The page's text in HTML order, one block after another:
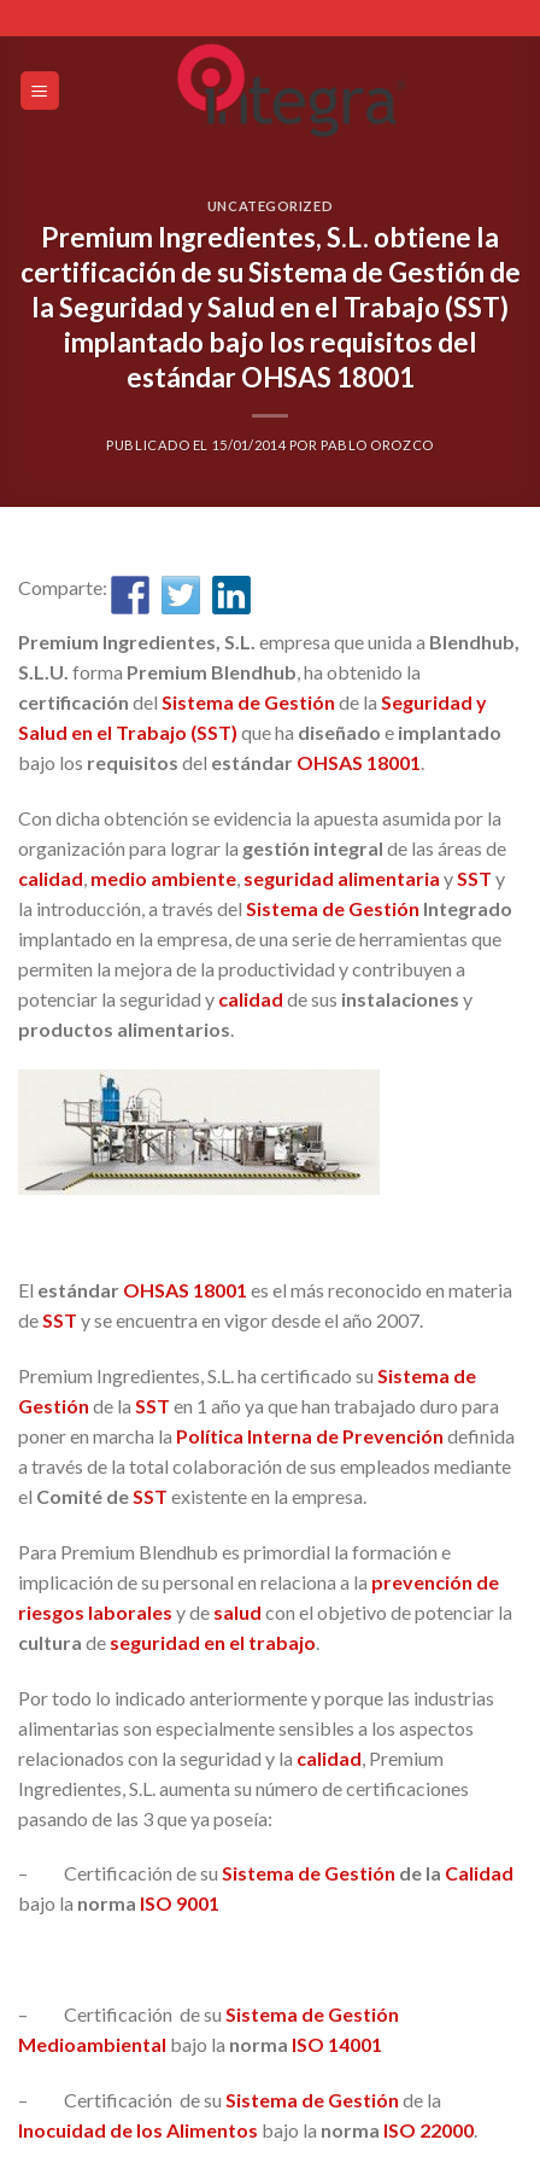
to
content
UNCATEGORIZED
Premium Ingredientes, S.L. obtiene la
certificación de su Sistema de Gestión de
la Seguridad y Salud en el Trabajo (SST)
implantado bajo los requisitos del
estándar OHSAS 18001
PUBLICADO EL 15/01/2014POR PABLO OROZCO
Comparte:
Premium Ingredientes, S.L. empresa que unida a Blendhub,
S.L.U. forma Premium Blendhub, ha obtenido la
certificación del Sistema de Gestión de la Seguridad y
Salud en el Trabajo (SST) que ha diseñado e implantado
bajo los requisitos del estándar OHSAS 18001.
Con dicha obtención se evidencia la apuesta asumida por la
organización para lograr la gestión integral de las áreas de
calidad medio ambiente seguridad alimentaria y SST y
la introducción, a través del Sistema de Gestión Integrado
implantado en la empresa, de una serie de herramientas que
permiten la mejora de la productividad y contribuyen a
potenciar la seguridad y calidad de sus instalaciones y
productos alimentarios
El estándar OHSAS 18001 es el más reconocido en materia
deSST y se encuentra en vigor desde el año 2007.
Premium Ingredientes, S.L. ha certificado su Sistema de
Gestión de la SST en 1 año ya que han trabajado duro para
poner en marcha la Política Interna de Prevención definida
a través de la total colaboración de sus empleados mediante
el Comité deSST existente en la empresa.
Para Premium Blendhub es primordial la formación e
implicación de su personal en relaciona a la prevención de
riesgos laborales y de salud con el objetivo de potenciar la
cultura de seguridad en el trabajo
Por todo lo indicado anteriormente y porque las industrias
alimentarias son especialmente sensibles a los aspectos
relacionados con la seguridad y la calidad , Premium
Ingredientes, S.L. aumenta su número de certificaciones
pasando de las 3 que ya poseía:
– Certificación de su Sistema de Gestión de la Calidad
bajo la norma ISO 9001
– Certificación de su Sistema de Gestión
Medioambiental bajo la norma ISO 14001
– Certificación de su Sistema de Gestión de la
Inocuidad de los Alimentos bajo la norma ISO 22000